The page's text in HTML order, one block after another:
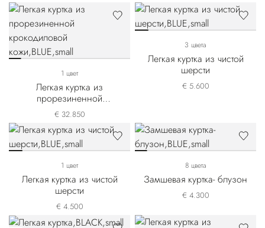
1 цвет
Легкая куртка из
прорезиненной
крокодиловой кожи
€ 32.850
3 цвета
Легкая куртка из чистой
шерсти
€ 5.600
1 цвет
Легкая куртка из чистой
шерсти
€ 4.500
8 цвета
Замшевая куртка- блузон
€ 4.300